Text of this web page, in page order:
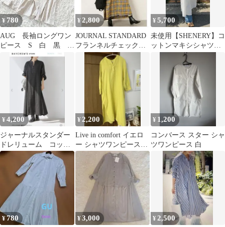
¥780
AUG 長袖ロングワン
ピース S 白 黒 ス
トライプ スキッパー
ネック 497
¥ 2,800
JOURNAL STANDARD
フランネルチェックシ
ャツワンピース
¥5,700
未使用【SHENERY】コ
ットンマキシシャツド
レス（ホワイト／38）
¥4,200
ジャーナルスタンダー
ドレリューム コット
ンジャガードフレアワ
ンピース
¥ 2,200
Live in comfort イエロ
ー シャツワンピース
フェリシモ
¥ 1,200
コンバース スター シャ
ツワンピース 白
¥780 ¥3,000 ¥ 2,500